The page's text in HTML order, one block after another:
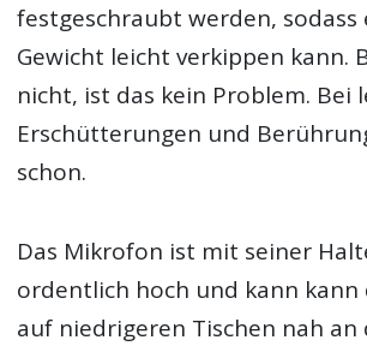
festgeschraubt werden, sodass
Gewicht leicht verkippen kann.
nicht, ist das kein Problem. Bei
Erschütterungen und
schon.
Das Mikrofon ist mit seiner
ordentlich hoch und kann kann
auf niedrigeren Tischen nah an